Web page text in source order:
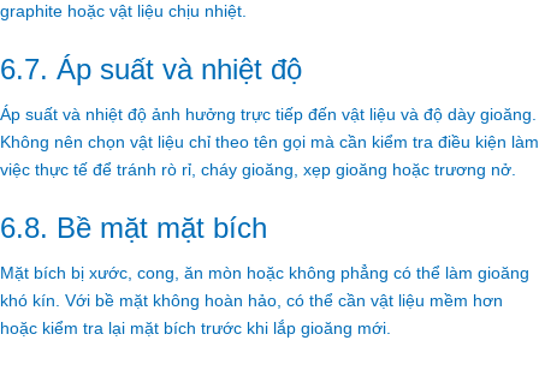
graphite hoặc vật liệu chịu nhiệt.
6.7. Áp suất và nhiệt độ
Áp suất và nhiệt độ ảnh hưởng trực tiếp đến vật liệu và độ dày gioăng.
Không nên chọn vật liệu chỉ theo tên gọi mà cần kiểm tra điều kiện làm
việc thực tế để tránh rò rỉ, cháy gioăng, xẹp gioăng hoặc trương nở.
6.8. Bề mặt mặt bích
Mặt bích bị xước, cong, ăn mòn hoặc không phẳng có thể làm gioăng
khó kín. Với bề mặt không hoàn hảo, có thể cần vật liệu mềm hơn
hoặc kiểm tra lại mặt bích trước khi lắp gioăng mới.